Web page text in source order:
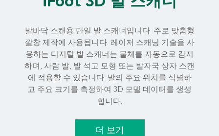
발바닥 스캔용 단일 발 스캐너입니다. 주로 맞춤형
깔창 제작에 사용됩니다. 레이저 스캐닝 기술을 사
용하는 디지털 발 스캐너는 물체를 자동으로 감지
하며, 사람 발, 발 석고 모형 또는 발자국 상자 스캔
에 적용할 수 있습니다. 발의 주요 위치를 식별하
고 주요 크기를 측정하여 3D 모델 데이터를 생성
합니다.
더 보기